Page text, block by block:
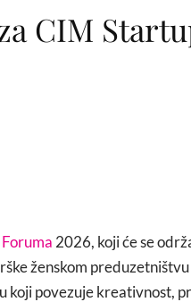
CIM
2026, koji će se
ženskom preduzetništvu
koji povezuje kreativnost,